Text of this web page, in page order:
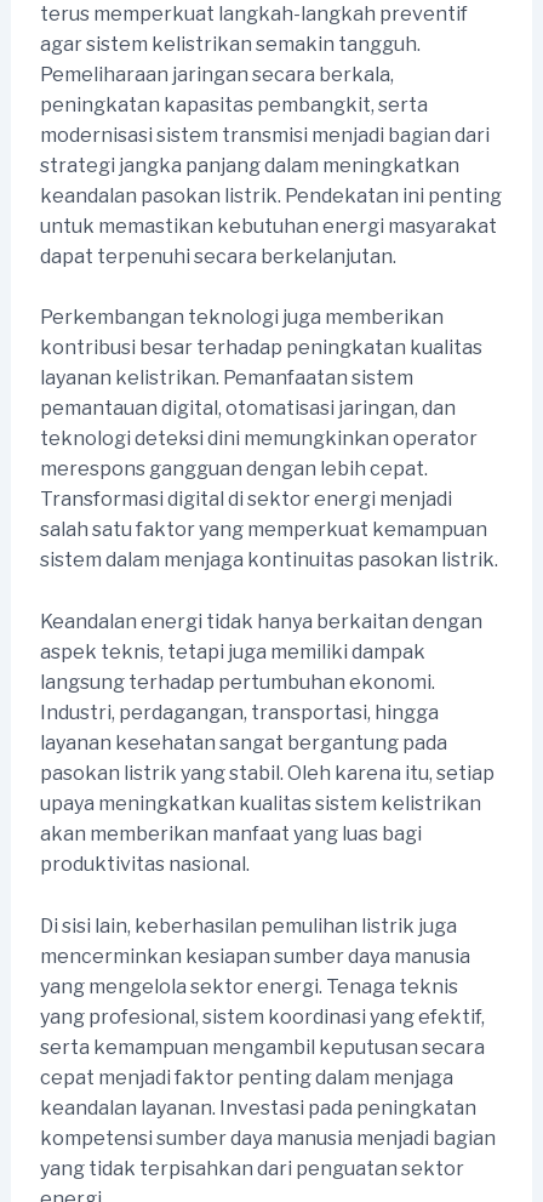
terus memperkuat langkah-langkah preventif
agar sistem kelistrikan semakin tangguh.
Pemeliharaan jaringan secara berkala,
peningkatan kapasitas pembangkit, serta
modernisasi sistem transmisi menjadi bagian dari
strategi jangka panjang dalam meningkatkan
keandalan pasokan listrik. Pendekatan ini penting
untuk memastikan kebutuhan energi masyarakat
dapat terpenuhi secara berkelanjutan.
Perkembangan teknologi juga memberikan
kontribusi besar terhadap peningkatan kualitas
layanan kelistrikan. Pemanfaatan sistem
pemantauan digital, otomatisasi jaringan, dan
teknologi deteksi dini memungkinkan operator
merespons gangguan dengan lebih cepat.
Transformasi digital di sektor energi menjadi
salah satu faktor yang memperkuat kemampuan
sistem dalam menjaga kontinuitas pasokan listrik.
Keandalan energi tidak hanya berkaitan dengan
aspek teknis, tetapi juga memiliki dampak
langsung terhadap pertumbuhan ekonomi.
Industri, perdagangan, transportasi, hingga
layanan kesehatan sangat bergantung pada
pasokan listrik yang stabil. Oleh karena itu, setiap
upaya meningkatkan kualitas sistem kelistrikan
akan memberikan manfaat yang luas bagi
produktivitas nasional.
Di sisi lain, keberhasilan pemulihan listrik juga
mencerminkan kesiapan sumber daya manusia
yang mengelola sektor energi. Tenaga teknis
yang profesional, sistem koordinasi yang efektif,
serta kemampuan mengambil keputusan secara
cepat menjadi faktor penting dalam menjaga
keandalan layanan. Investasi pada peningkatan
kompetensi sumber daya manusia menjadi bagian
yang tidak terpisahkan dari penguatan sektor